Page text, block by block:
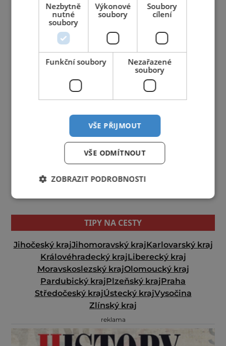
TIPY NA CESTY
Jihočeský krajJihomoravský krajKarlovarský kraj
Královéhradecký krajLiberecký kraj
Moravskoslezský krajOlomoucký kraj
Pardubický krajPlzeňský krajPraha
Středočeský krajÚstecký krajVysočina
Zlínský kraj
reklama
Nezbytně
nutné
soubory
Výkonové
soubory
Soubory
cílení
Funkční soubory
Nezařazené
soubory
VŠE PŘIJMOUT
VŠE ODMÍTNOUT
ZOBRAZIT PODROBNOSTI